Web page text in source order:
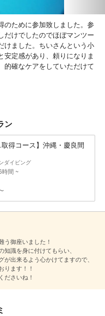
のために参加致しました。参
だけでしたのでほぼマンツー
けました。ちいさんという小
定感があり、頼りになりま
的確なケアをしていただけて
ン
取得コース】沖縄・慶良間
ダイビング
時間 ~
う御座いました！
識を身に付けてもらい、
出来るよう心かけてますので、
ります！！
ださいね！